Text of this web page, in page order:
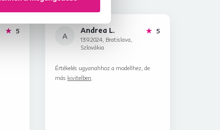
5hviezdičiek
A
Andrea L.
13.9.2024, Bratislava,
Szlovákia
5hviezdičiek
Értékelés ugyanahhoz a modellhez, de
más kivitelben.